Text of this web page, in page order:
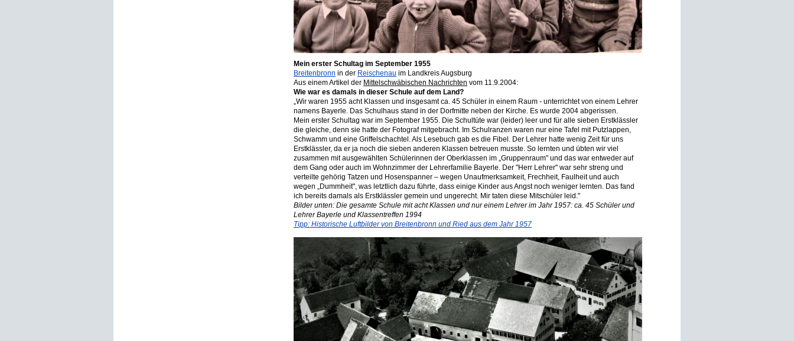
Mein erster Schultag im September 1955
Breitenbronn in der Reischenau im Landkreis Augsburg
Aus einem Artikel der Mittelschwäbischen Nachrichten vom 11.9.2004:
Wie war es damals in dieser Schule auf dem Land?
„Wir waren 1955 acht Klassen und insgesamt ca. 45 Schüler in einem Raum - unterrichtet von einem Lehrer
namens Bayerle. Das Schulhaus stand in der Dorfmitte neben der Kirche. Es wurde 2004 abgerissen.
Mein erster Schultag war im September 1955. Die Schultüte war (leider) leer und für alle sieben Erstklässler
die gleiche, denn sie hatte der Fotograf mitgebracht. Im Schulranzen waren nur eine Tafel mit Putzlappen,
Schwamm und eine Griffelschachtel. Als Lesebuch gab es die Fibel. Der Lehrer hatte wenig Zeit für uns
Erstklässler, da er ja noch die sieben anderen Klassen betreuen musste. So lernten und übten wir viel
zusammen mit ausgewählten Schülerinnen der Oberklassen im „Gruppenraum" und das war entweder auf
dem Gang oder auch im Wohnzimmer der Lehrerfamilie Bayerle. Der "Herr Lehrer" war sehr streng und
verteilte gehörig Tatzen und Hosenspanner – wegen Unaufmerksamkeit, Frechheit, Faulheit und auch
wegen „Dummheit", was letztlich dazu führte, dass einige Kinder aus Angst noch weniger lernten. Das fand
ich bereits damals als Erstklässler gemein und ungerecht. Mir taten diese Mitschüler leid."
Bilder unten: Die gesamte Schule mit acht Klassen und nur einem Lehrer im Jahr 1957: ca. 45 Schüler und
Lehrer Bayerle und Klassentreffen 1994
Tipp: Historische Luftbilder von Breitenbronn und Ried aus dem Jahr 1957